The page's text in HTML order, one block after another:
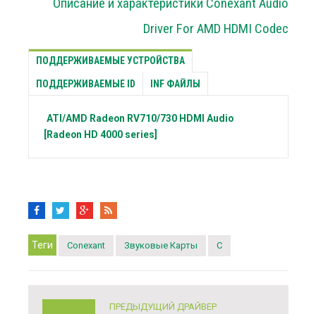
Описание и характеристики Conexant Audio
Driver For AMD HDMI Codec
ПОДДЕРЖИВАЕМЫЕ УСТРОЙСТВА
ПОДДЕРЖИВАЕМЫЕ ID INF ФАЙЛЫ
ATI/AMD Radeon RV710/730 HDMI Audio
[Radeon HD 4000 series]
Теги Conexant Звуковые Карты C
ПРЕДЫДУЩИЙ ДРАЙВЕР